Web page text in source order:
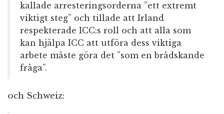
kallade arresteringsorderna ”ett extremt
viktigt steg” och tillade att Irland
respekterade ICC:s roll och att alla som
kan hjälpa ICC att utföra dess viktiga
arbete måste göra det ”som en brådskande
fråga”.
och Schweiz: